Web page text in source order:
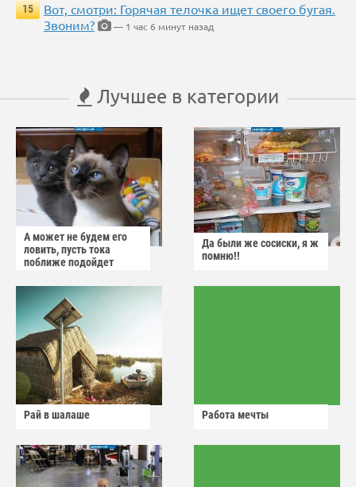
15
Вот, смотри: Горячая телочка ищет своего бугая.
Звоним?
— 1 час 6 минут назад
Лучшее в категории
А может не будем его
ловить, пусть тока
поближе подойдет
Да были же сосиски, я ж
помню!!
Рай в шалаше Работа мечты